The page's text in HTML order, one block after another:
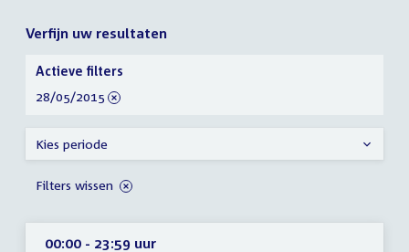
Verfijn uw resultaten
00:00 - 23:59 uur
Verfijn
uw
resultaten
Actieve filters
verwijder
28/05/2015
Kies periode
Filters wissen